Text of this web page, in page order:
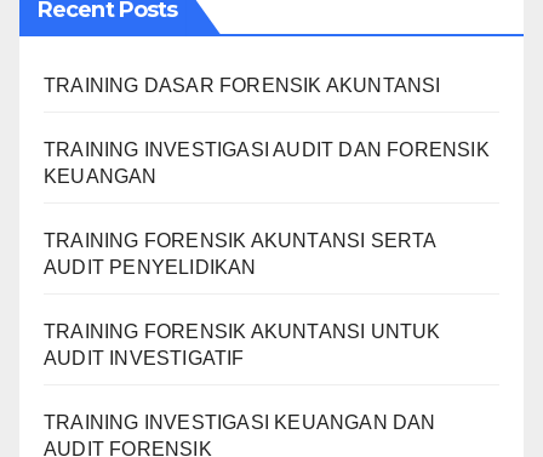
Recent Posts
TRAINING DASAR FORENSIK AKUNTANSI
TRAINING INVESTIGASI AUDIT DAN FORENSIK
KEUANGAN
TRAINING FORENSIK AKUNTANSI SERTA
AUDIT PENYELIDIKAN
TRAINING FORENSIK AKUNTANSI UNTUK
AUDIT INVESTIGATIF
TRAINING INVESTIGASI KEUANGAN DAN
AUDIT FORENSIK